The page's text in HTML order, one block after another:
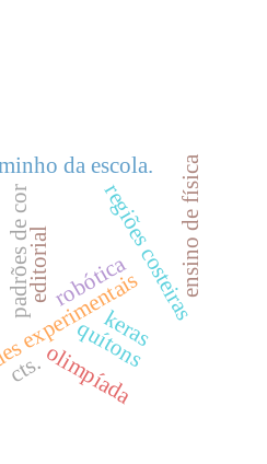
editorial
padrões de cor
da escola.
quítons
regiões costeiras
olimpíada
robótica
keras
cts.
ensino de física